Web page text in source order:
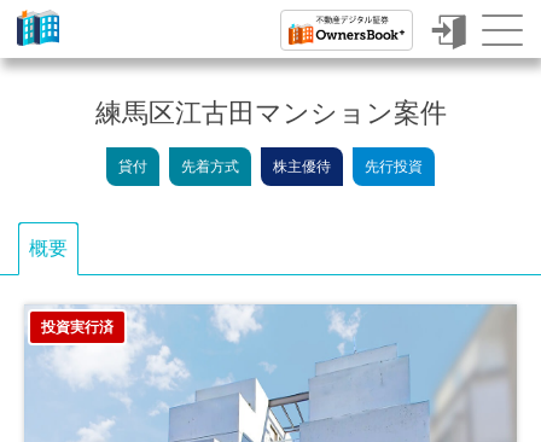
ク
フ
ァ
ン
デ
練馬区江古田マンション案件
貸付 先着方式 株主優待 先行投資
概要
投資実行済